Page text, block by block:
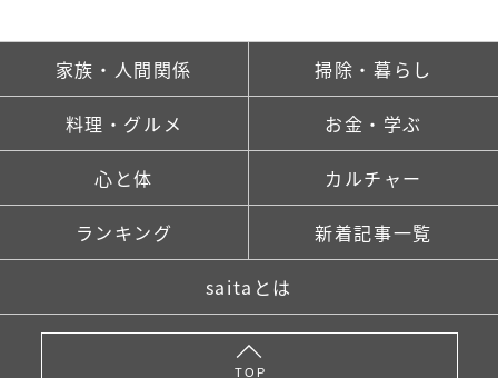
家族・人間関係 掃除・暮らし
料理・グルメ お金・学ぶ
心と体 カルチャー
ランキング 新着記事一覧
saitaとは
TOP